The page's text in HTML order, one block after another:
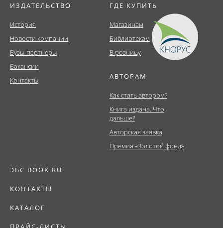
ИЗДАТЕЛЬСТВО
История
Новости компании
Вузы-партнеры
Вакансии
Контакты
ГДЕ КУПИТЬ
Магазинам
Библиотекам
В розницу
АВТОРАМ
Как стать автором?
Книга издана. Что
дальше?
Авторская заявка
Премия «Золотой фонд»
ЭБС BOOK.RU
КОНТАКТЫ
КАТАЛОГ